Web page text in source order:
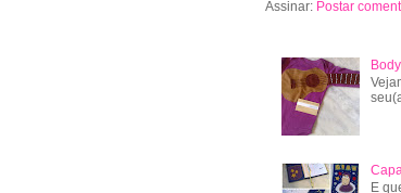
Assinar: Postar
E